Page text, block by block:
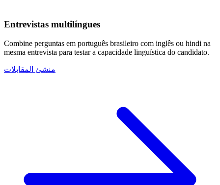
Entrevistas multilíngues
Combine perguntas em português brasileiro com inglês ou hindi na
mesma entrevista para testar a capacidade linguística do candidato.
منشئ المقابلات